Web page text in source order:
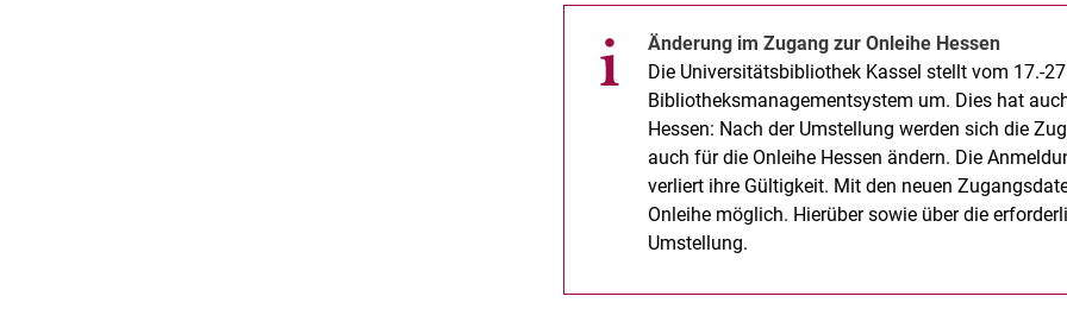
Änderung im Zugang zur Onleihe Hessen
Die Universitätsbibliothek Kassel stellt vom 17.-
Bibliotheksmanagementsystem um. Dies hat
Hessen: Nach der Umstellung werden sich die
auch für die Onleihe Hessen ändern. Die
verliert ihre Gültigkeit. Mit den neuen
Onleihe möglich. Hierüber sowie über die
Umstellung.